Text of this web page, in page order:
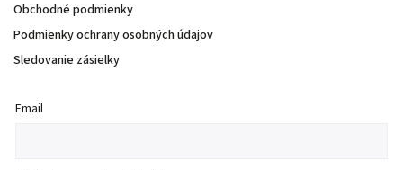
Obchodné podmienky
Podmienky ochrany osobných údajov
Sledovanie zásielky
Email